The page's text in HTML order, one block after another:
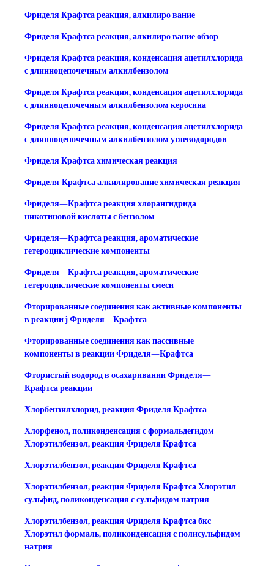
Фриделя Крафтса реакция, алкилиро вание
Фриделя Крафтса реакция, алкилиро вание обзор
Фриделя Крафтса реакция, конденсация ацетилхлорида
с длинноцепочечным алкилбензолом
Фриделя Крафтса реакция, конденсация ацетилхлорида
с длинноцепочечным алкилбензолом керосина
Фриделя Крафтса реакция, конденсация ацетилхлорида
с длинноцепочечным алкилбензолом углеводородов
Фриделя Крафтса химическая реакция
Фриделя-Крафтса алкилирование химическая реакция
Фриделя—Крафтса реакция хлорангидрида
никотиновой кислоты с бензолом
Фриделя—Крафтса реакция, ароматические
гетероциклические компоненты
Фриделя—Крафтса реакция, ароматические
гетероциклические компоненты смеси
Фторированные соединения как активные компоненты
в реакции j Фриделя—Крафтса
Фторированные соединения как пассивные
компоненты в реакции Фриделя—Крафтса
Фтористый водород в осахаривании Фриделя—
Крафтса реакции
Хлорбензилхлорид, реакция Фриделя Крафтса
Хлорфенол, поликонденсация с формальдегидом
Хлорэтилбензол, реакция Фриделя Крафтса
Хлорэтилбензол, реакция Фриделя Крафтса
Хлорэтилбензол, реакция Фриделя Крафтса Хлорэтил
сульфид, поликонденсация с сульфидом натрия
Хлорэтилбензол, реакция Фриделя Крафтса бкс
Хлорэтил формаль, поликонденсация с полисульфидом
натрия